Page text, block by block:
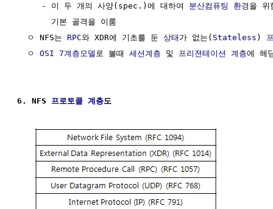
     - 이 두 개의 사양(spec.)에 대하여
분산컴퓨팅 환경 을
       기본 골격을 이룸
  ㅇ NFS는
RPC와 XDR에 기초를 둔 상태 가 없는( Stateless )
  ㅇ
OSI 7계층모델 로 볼때 세션계층 및 프리젼테이션 계층에 해
6. NFS 프로토콜 계층도